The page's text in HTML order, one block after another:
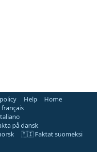
Help
Home
på dansk
🇫🇮 Faktat suomeksi